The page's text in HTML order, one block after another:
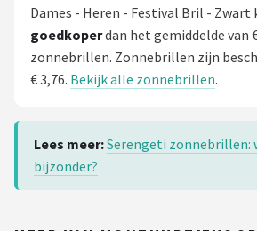
Dames - Heren - Festival Bril - Zwart
goedkoperdan het gemiddelde van
zonnebrillen. Zonnebrillen zijn
€ 3,76. Bekijk alle zonnebrillen.
Lees meer:Serengeti zonnebrillen:
bijzonder?